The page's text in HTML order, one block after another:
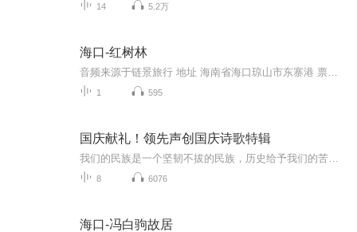
14 5.2万
海口-红树林
1 595
国庆献礼！领先声创国庆诗歌特辑
8 6076
海口-冯白驹故居